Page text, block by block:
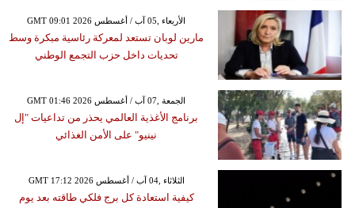
GMT 09:01 2026 الأربعاء ,05 آب / أغسطس
مارين لوبان تستعد لمعركة رئاسية مبكرة وسط
تحديات داخل حزب التجمع الوطني
GMT 01:46 2026 الجمعة ,07 آب / أغسطس
برنامج الأغذية العالمي يحذر من تداعيات "إل
نينيو" على الأمن الغذائي
GMT 17:12 2026 الثلاثاء ,04 آب / أغسطس
كيفية استعادة كل برج فلكي طاقته بعد يوم